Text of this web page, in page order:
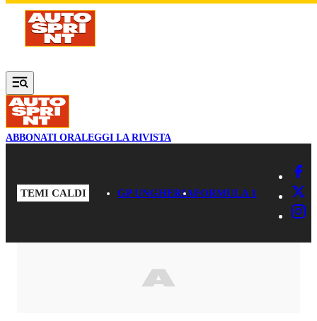
Vai al contenuto principale
ABBONATI ORALEGGI LA RIVISTA
TEMI CALDI GP UNGHERIAFORMULA 1